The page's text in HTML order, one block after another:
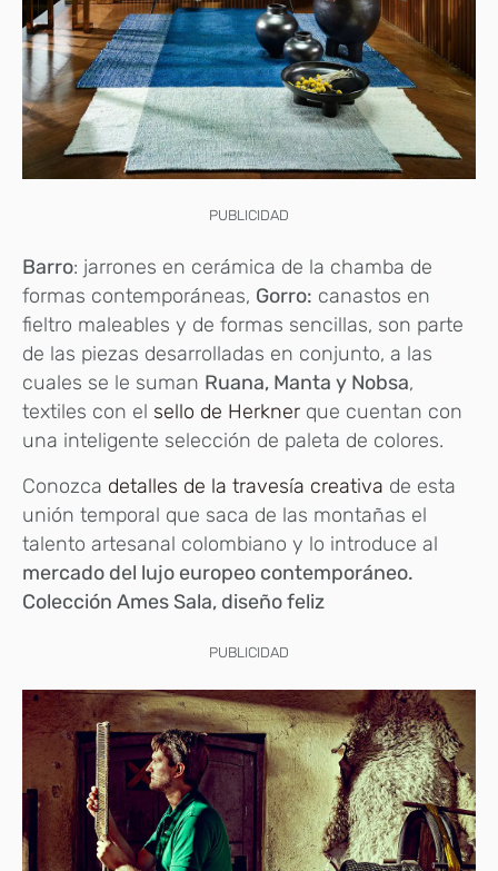
PUBLICIDAD
Barro: jarrones en cerámica de la chamba de
formas contemporáneas, Gorro: canastos en
fieltro maleables y de formas sencillas, son parte
de las piezas desarrolladas en conjunto, a las
cuales se le suman Ruana, Manta y Nobsa,
textiles con el sello de Herkner que cuentan con
una inteligente selección de paleta de colores.
Conozca detalles de la travesía creativa de esta
unión temporal que saca de las montañas el
talento artesanal colombiano y lo introduce al
mercado del lujo europeo contemporáneo.
Colección Ames Sala, diseño feliz
PUBLICIDAD